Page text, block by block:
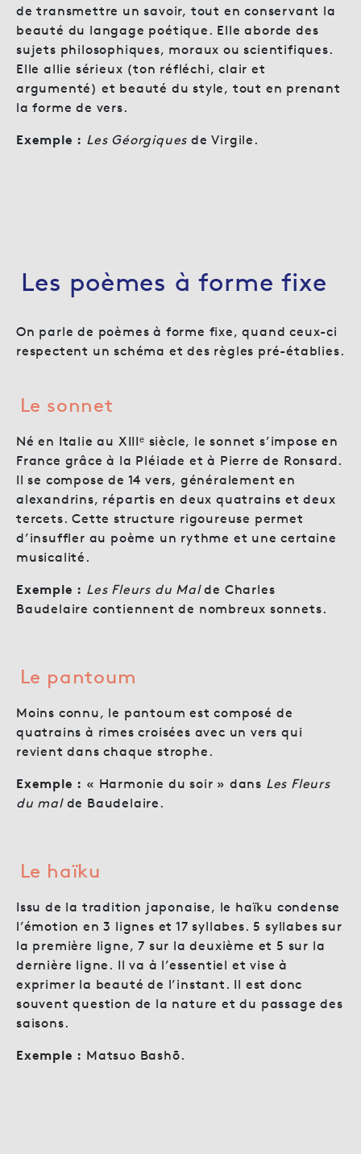
de transmettre un savoir, tout en conservant la
beauté du langage poétique. Elle aborde des
sujets philosophiques, moraux ou scientifiques.
Elle allie sérieux (ton réfléchi, clair et
argumenté) et beauté du style, tout en prenant
la forme de vers.
Exemple : Les Géorgiques de Virgile.
Les poèmes à forme fixe
On parle de poèmes à forme fixe, quand ceux-ci
respectent un schéma et des règles pré-établies.
Le sonnet
Né en Italie au XIIIᵉ siècle, le sonnet s’impose en
France grâce à la Pléiade et à Pierre de Ronsard.
Il se compose de 14 vers, généralement en
alexandrins, répartis en deux quatrains et deux
tercets. Cette structure rigoureuse permet
d’insuffler au poème un rythme et une certaine
musicalité.
Exemple : Les Fleurs du Malde Charles
Baudelaire contiennent de nombreux sonnets.
Le pantoum
Moins connu, le pantoum est composé de
quatrains à rimes croisées avec un vers qui
revient dans chaque strophe.
Exemple : « Harmonie du soir » dans Les Fleurs
du mal de Baudelaire.
Le haïku
Issu de la tradition japonaise, le haïku condense
l’émotion en 3 lignes et 17 syllabes. 5 syllabes sur
la première ligne, 7 sur la deuxième et 5 sur la
dernière ligne. Il va à l’essentiel et vise à
exprimer la beauté de l’instant. Il est donc
souvent question de la nature et du passage des
saisons.
Exemple : Matsuo Bashō.